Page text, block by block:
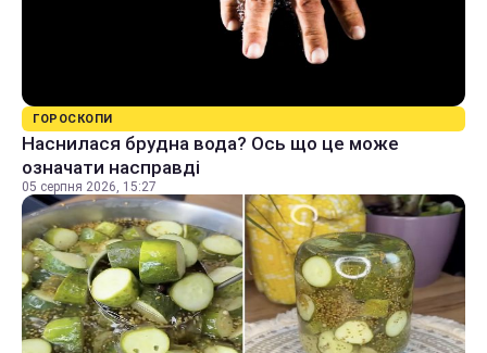
ГОРОСКОПИ
Наснилася брудна вода? Ось що це може
означати насправді
05 серпня 2026, 15:27